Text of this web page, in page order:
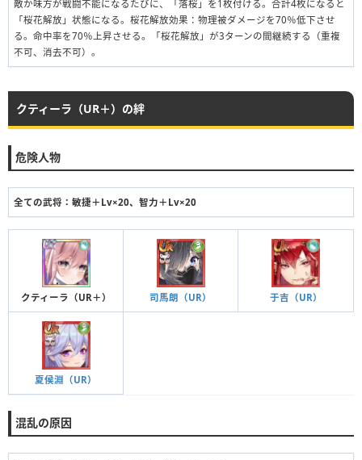
敵か味方が戦闘不能になるたびに、「落桜」を1枚付ける。合計4枚になると
「桜花解放」状態になる。桜花解放効果：物理被ダメージを70％低下させ
る。命中率を70％上昇させる。「桜花解放」が3ターンの間継続する（重複
不可、消去不可）。
クティーラ（UR＋）の絆
危険人物
全ての武将：敏捷＋Lv×20、智力＋Lv×20
クティーラ（UR＋） 司馬朗（UR） 于吉（UR）
夏侯淵（UR）
混乱の原因